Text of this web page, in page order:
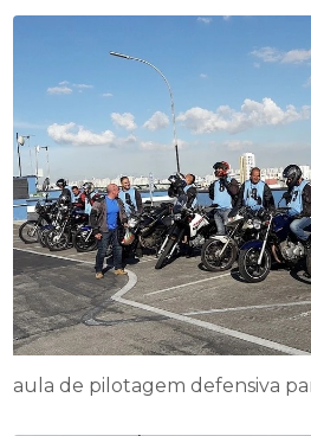
aula de pilotagem defensiva